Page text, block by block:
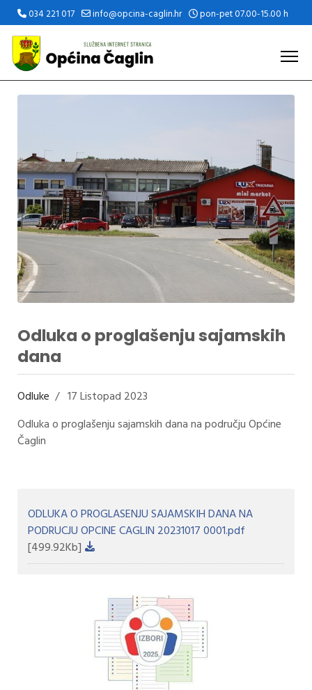
034 221 017 info@opcina-caglin.hr pon-pet 07.00-15.00 h
Odluka o proglašenju sajamskih
dana
Odluke
17 Listopad 2023
Odluka o proglašenju sajamskih dana na području Općine
Čaglin
ODLUKA O PROGLASENJU SAJAMSKIH DANA NA
PODRUCJU OPCINE CAGLIN 20231017 0001.pdf
[499.92Kb]